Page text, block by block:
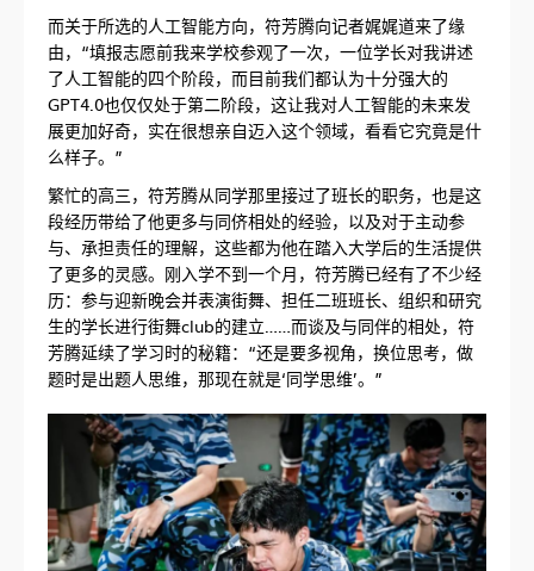
而关于所选的人工智能方向，符芳腾向记者娓娓道来了缘
由，“填报志愿前我来学校参观了一次，一位学长对我讲述
了人工智能的四个阶段，而目前我们都认为十分强大的
GPT4.0也仅仅处于第二阶段，这让我对人工智能的未来发
展更加好奇，实在很想亲自迈入这个领域，看看它究竟是什
么样子。”
繁忙的高三，符芳腾从同学那里接过了班长的职务，也是这
段经历带给了他更多与同侪相处的经验，以及对于主动参
与、承担责任的理解，这些都为他在踏入大学后的生活提供
了更多的灵感。刚入学不到一个月，符芳腾已经有了不少经
历：参与迎新晚会并表演街舞、担任二班班长、组织和研究
生的学长进行街舞club的建立……而谈及与同伴的相处，符
芳腾延续了学习时的秘籍：“还是要多视角，换位思考，做
题时是出题人思维，那现在就是‘同学思维’。”